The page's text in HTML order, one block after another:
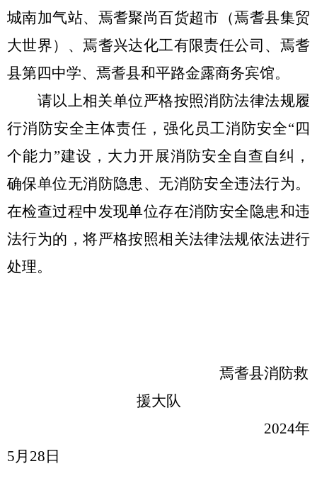
城南加气站、焉耆聚尚百货超市（焉耆县集贸
大世界）、焉耆兴达化工有限责任公司、焉耆
县第四中学、焉耆县和平路金露商务宾馆。
请以上相关单位严格按照消防法律法规履
行消防安全主体责任，强化员工消防安全“四
个能力”建设，大力开展消防安全自查自纠，
确保单位无消防隐患、无消防安全违法行为。
在检查过程中发现单位存在消防安全隐患和违
法行为的，将严格按照相关法律法规依法进行
处理。
焉耆县消防救
援大队
2024年
5月 28 日